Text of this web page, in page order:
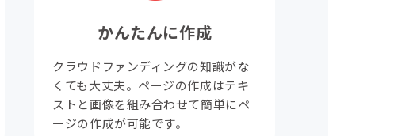
かんたんに作成
クラウドファンディングの知識がな
くても大丈夫。ページの作成はテキ
ストと画像を組み合わせて簡単にペ
ージの作成が可能です。